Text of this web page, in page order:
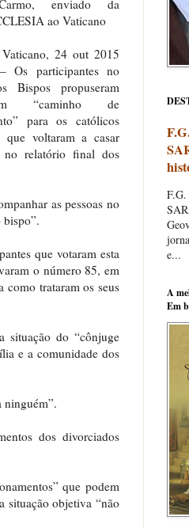
enviado da
ao Vaticano
24 out 2015
Os participantes no
Bispos propuseram
“caminho de
para os católicos
que voltaram a casar
no relatório final dos
as pessoas no
que votaram esta
o número 85, em
como trataram os seus
situação do “cônjuge
e a comunidade dos
ninguém”.
dos divorciados
que podem
situação objetiva “não
e...
A
Em